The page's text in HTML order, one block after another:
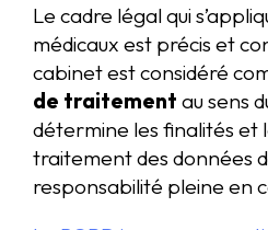
Le cadre légal qui
médicaux est précis et
cabinet est considéré
de traitement au sens
détermine les finalités et
traitement des données
responsabilité pleine en